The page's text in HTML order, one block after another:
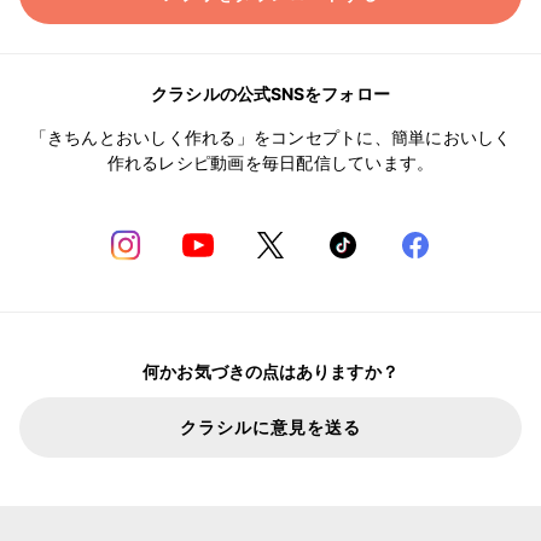
クラシルの公式SNSをフォロー
「きちんとおいしく作れる」をコンセプトに、簡単においしく
作れるレシピ動画を毎日配信しています。
何かお気づきの点はありますか？
クラシルに意見を送る